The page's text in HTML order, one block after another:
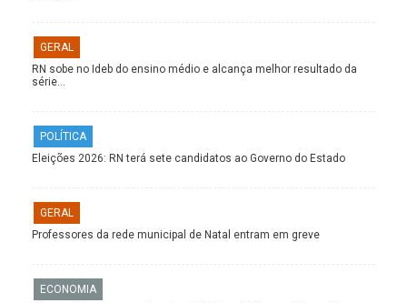
GERAL
RN sobe no Ideb do ensino médio e alcança melhor resultado da
série…
POLÍTICA
Eleições 2026: RN terá sete candidatos ao Governo do Estado
GERAL
Professores da rede municipal de Natal entram em greve
ECONOMIA